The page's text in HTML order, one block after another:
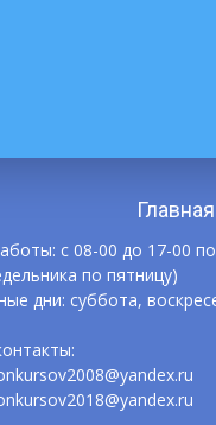
Главная
с 08-00 до 17-00
по пятницу)
дни: суббота,